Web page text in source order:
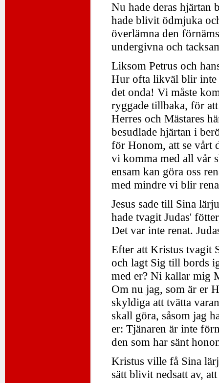
Nu hade deras hjärtan
hade blivit ödmjuka
överlämna den
undergivna och
Liksom Petrus och
Hur ofta likväl blir inte
det onda! Vi måste
ryggade tillbaka, för
Herres och Mästares
besudlade hjärtan i
för Honom, att se vårt
vi komma med all vår
ensam kan göra oss
med mindre vi blir
Jesus sade till Sina
hade tvagit Judas'
Det var inte renat.
Efter att Kristus tvagit
och lagt Sig till bords
med er? Ni kallar mig
Om nu jag, som är er
skyldiga att tvätta
skall göra, såsom jag
er: Tjänaren är inte
den som har sänt
Kristus ville få Sina
sätt blivit nedsatt av,